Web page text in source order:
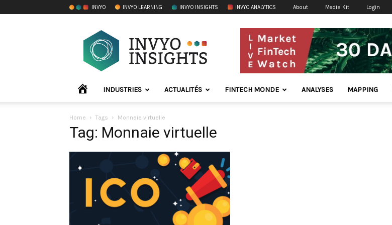
INVYO INVYO LEARNING INVYO INSIGHTS INVYO ANALYTICS About Media Kit Login
INVYO
Insights
France
ACCUEIL INDUSTRIES ACTUALITÉS FINTECH MONDE ANALYSES MAPPING
Home Tags Monnaie virtuelle
Tag: Monnaie virtuelle